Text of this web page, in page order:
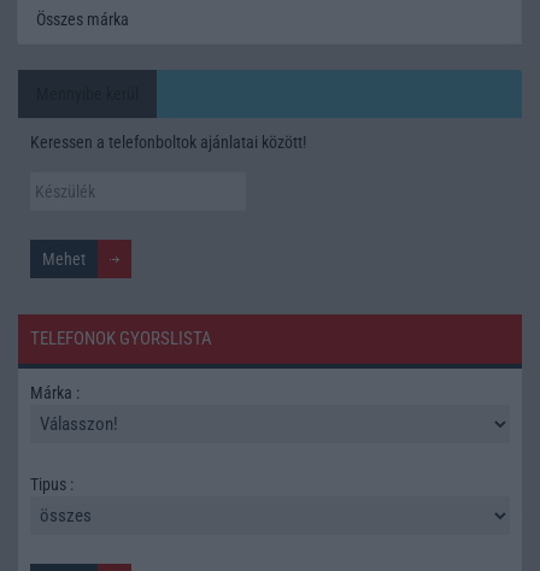
Összes márka
Keressen a telefonboltok ajánlatai között!
TELEFONOK GYORSLISTA
Márka :
Tipus :